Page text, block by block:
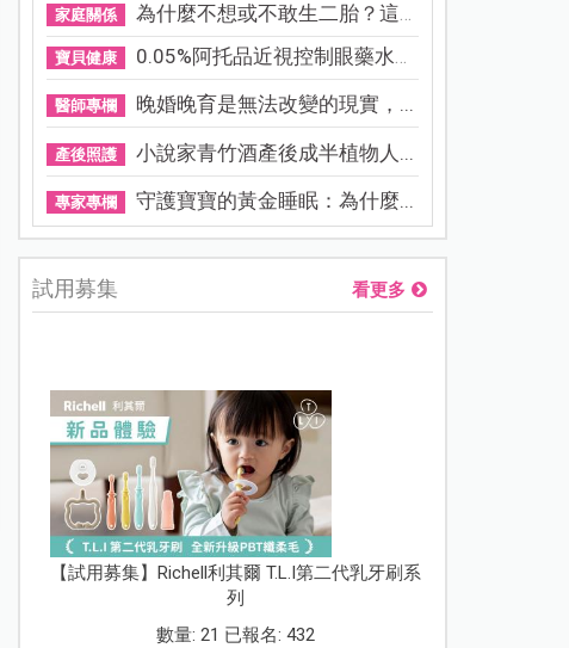
家庭關係 為什麼不想或不敢生二胎？這8...
寶貝健康 0.05%阿托品近視控制眼藥水納...
醫師專欄 晚婚晚育是無法改變的現實，...
產後照護 小說家青竹酒產後成半植物人...
專家專欄 守護寶寶的黃金睡眠：為什麼...
試用募集 看更多
【試用募集】Richell利其爾 T.L.I第二代乳牙刷系
列
數量: 21 已報名: 432